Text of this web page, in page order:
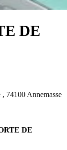
DE
74100 Annemasse
DE